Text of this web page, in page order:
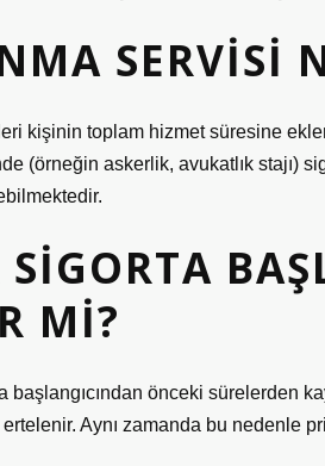
SERVISI
kişinin toplam hizmet süresine
(örneğin askerlik, avukatlık stajı)
MI?
önceki sürelerden
Aynı zamanda bu nedenle